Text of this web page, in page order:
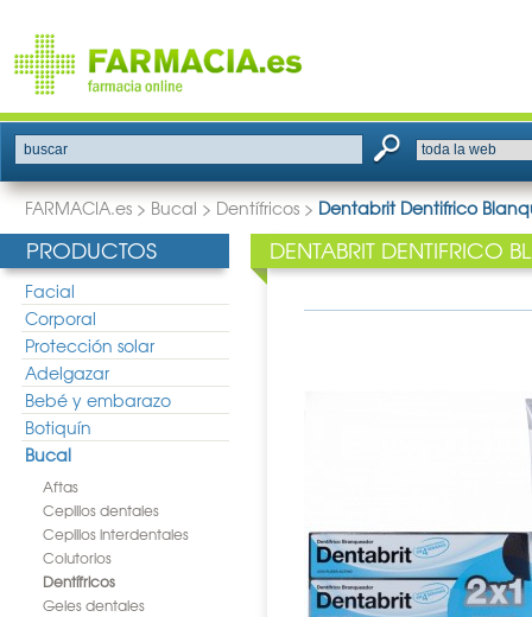
buscar
FARMACIA.es > Bucal > Dentífricos > Dentabrit Dentifrico
PRODUCTOS
Facial
Corporal
Protección solar
Adelgazar
Bebé y embarazo
Botiquín
Bucal
Aftas
Cepillos dentales
Cepillos interdentales
Colutorios
Dentífricos
Geles dentales
DENTABRIT DENTIFRICO